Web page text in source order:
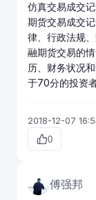
仿真交易成交
期货交易成交
律、行政法规
融期货交易的
历、财务状况
于70分的投资
2018-12-07
0
傅强邦